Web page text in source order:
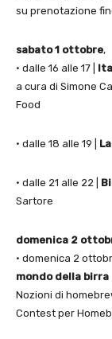
su prenotazione
sabato 1 ottobre,
• dalle 16 alle 17 |
a cura di Simone
Food
• dalle 18 alle 19 |
• dalle 21 alle 22 |
Sartore
domenica 2
• domenica 2
mondo della birra
Nozioni di
Contest per